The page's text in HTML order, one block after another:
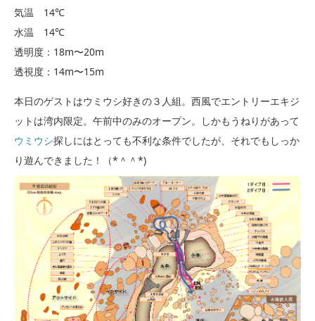
気温 14℃
水温 14℃
透明度：18m〜20m
透視度：14m〜15m
本日のゲストはウミウシ好きの３人組。西風でエントリーエキジ
ットは湾内限定。午前中のみのオープン。しかもうねりがあって
ウミウシ探しにはとっても不利な条件でしたが、それでもしっか
り遊んできました！（*＾＾*)